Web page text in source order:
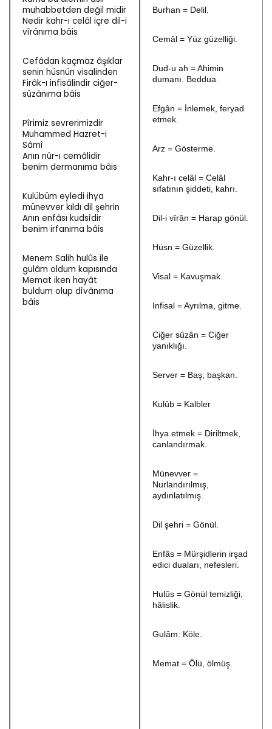
muhabbetden değil midir
Nedir kahr-ı celâl içre dil-i
vîrânıma bâis
Cefâdan kaçmaz âşıklar
senin hüsnün visalinden
Firâk-ı infisâlindir ciğer-
sûzânıma bâis
Pîrimiz sevrerimizdir
Muhammed Hazret-i
Sâmî
Anın nûr-ı cemâlidir
benim dermanıma bâis
Kulübüm eyledi ihya
münevver kıldı dil şehrin
Anın enfâsı kudsîdir
benim irfanıma bâis
Menem Salih hulûs ile
gulâm oldum kapısında
Memat iken hayât
buldum olup dîvânıma
bâis
Burhan = Delil.
Cemâl = Yüz güzelliği.
Dud-u ah = Ahimin
dumanı. Beddua.
Efgân = İnlemek, feryad
etmek.
Arz = Gösterme.
Kahr-ı celâl = Celâl
sıfatının şiddeti, kahrı.
Dil-i vîrân = Harap gönül.
Hüsn = Güzellik.
Visal = Kavuşmak.
Infisal = Ayrılma, gitme.
Ciğer sûzân = Ciğer
yanıklığı.
Server = Baş, başkan.
Kulûb = Kalbler
İhya etmek = Diriltmek,
canlandırmak.
Münevver =
Nurlandırılmış,
aydınlatılmış.
Dil şehri = Gönül.
Enfâs = Mürşidlerin irşad
edici duaları, nefesleri.
Hulûs = Gönül temizliği,
hâlislik.
Gulâm: Köle.
Memat = Ölü, ölmüş.